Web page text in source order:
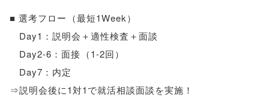
■ 選考フロー （最短1Week）
Day1：説明会＋適性検査＋面談
Day2-6：面接 （1-2回）
Day7：内定
⇒説明会後に1対1で就活相談面談を実施！